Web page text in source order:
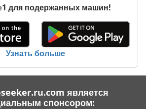
для подержанных машин!
Узнать больше
является
спонсором: